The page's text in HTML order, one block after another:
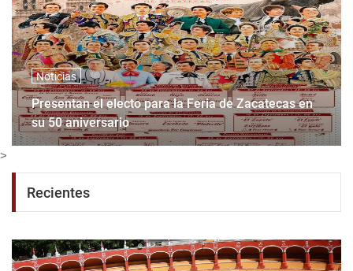
Noticias
Presentan el electo para la Feria de Zacatecas en
su 50 aniversario
>
Recientes